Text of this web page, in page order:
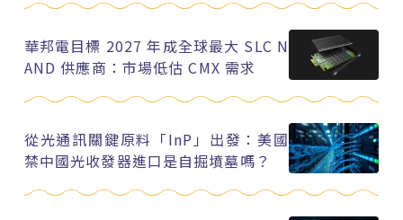
華邦電目標 2027 年成全球最大 SLC N
AND 供應商：市場低估 CMX 需求
從光通訊關鍵原料「InP」出發：美國
禁中國光收發器進口是自掘墳墓嗎？